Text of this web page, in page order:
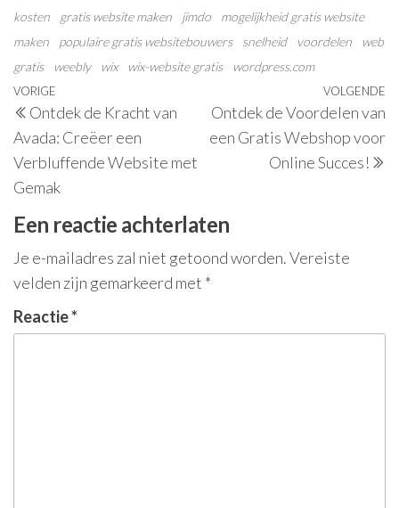
kosten gratis website maken jimdo
mogelijkheid gratis website
maken
populaire gratis websitebouwers snelheid voordelen
web
gratis
weebly wix wix-website gratis wordpress.com
Berichtnavigatie
Vorig
bericht
VORIGE
Ontdek de Kracht van
Avada: Creëer een
Verbluffende Website met
Gemak
VOLGENDE
Ontdek de Voordelen van
een Gratis Webshop voor
Online Succes!
Een reactie achterlaten
Je e-mailadres zal niet getoond worden.Vereiste
velden zijn gemarkeerd met *
Reactie*